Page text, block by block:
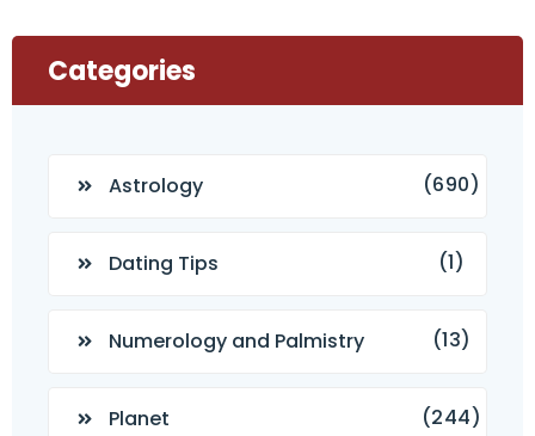
Categories
Astrology (690)
Dating Tips (1)
Numerology and Palmistry (13)
Planet (244)